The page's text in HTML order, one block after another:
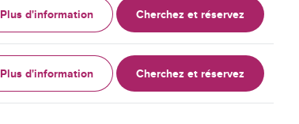
Plus d'information Cherchez et réservez
Plus d'information Cherchez et réservez